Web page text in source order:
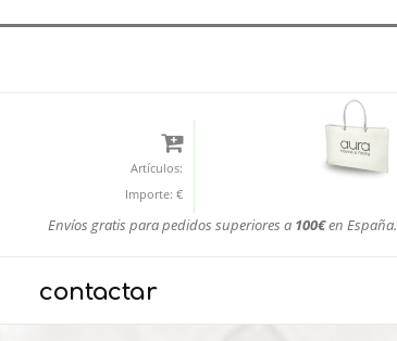
Artículos:
Importe: €
Envíos gratis para pedidos superiores a 100€en España.
contactar